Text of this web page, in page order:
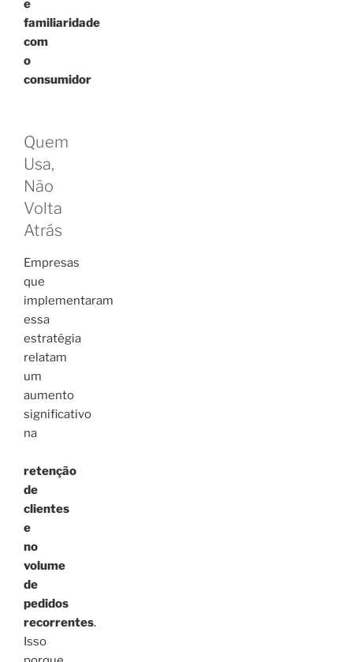
e
familiaridade
com
o
consumidor
Quem
Usa,
Não
Volta
Atrás
Empresas
que
implementaram
essa
estratégia
relatam
um
aumento
significativo
na
retenção
de
clientes
e
no
volume
de
pedidos
recorrentes.
Isso